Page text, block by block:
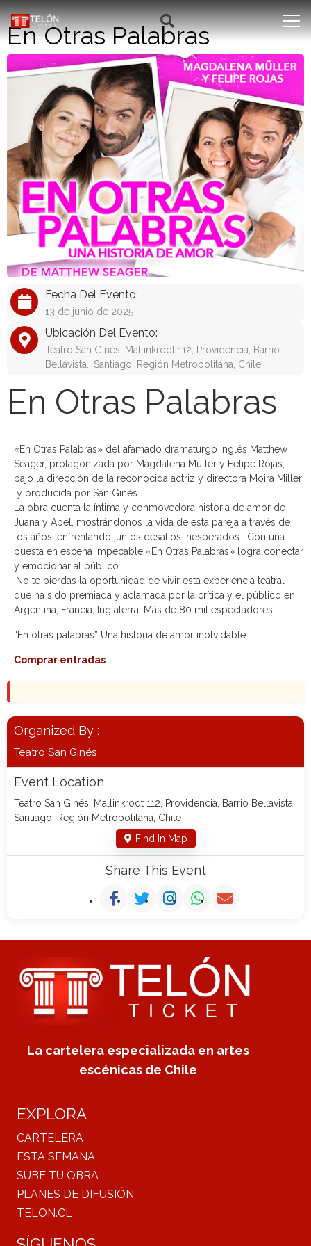
En Otras Palabras
Fecha Del Evento:
13 de junio de 2025
Ubicación Del Evento:
Teatro San Ginés, Mallinkrodt 112, Providencia, Barrio
Bellavista., Santiago, Región Metropolitana, Chile
En Otras Palabras
«En Otras Palabras» del afamado dramaturgo inglés Matthew
Seager, protagonizada por Magdalena Müller y Felipe Rojas,
bajo la dirección de la reconocida actriz y directora Moira Miller
y producida por San Ginés.
La obra cuenta la íntima y conmovedora historia de amor de
Juana y Abel, mostrándonos la vida de esta pareja a través de
los años, enfrentando juntos desafíos inesperados. Con una
puesta en escena impecable «En Otras Palabras» logra conectar
y emocionar al público.
¡No te pierdas la oportunidad de vivir esta experiencia teatral
que ha sido premiada y aclamada por la crítica y el público en
Argentina, Francia, Inglaterra! Más de 80 mil espectadores.
“En otras palabras” Una historia de amor inolvidable.
Comprar entradas
Organized By :
Teatro San Ginés
Event Location
Teatro San Ginés, Mallinkrodt 112, Providencia, Barrio Bellavista.,
Santiago, Región Metropolitana, Chile
Find In Map
Share This Event
La cartelera especializada en artes
escénicas de Chile
EXPLORA
CARTELERA
ESTA SEMANA
SUBE TU OBRA
PLANES DE DIFUSIÓN
TELON.CL